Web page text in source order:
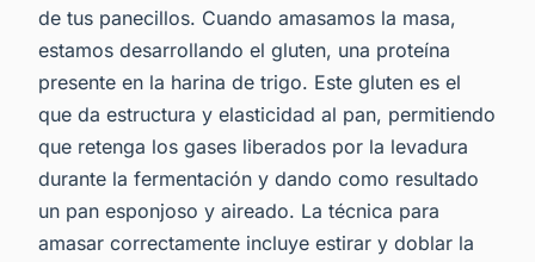
de tus panecillos. Cuando amasamos la masa,
estamos desarrollando el gluten, una proteína
presente en la harina de trigo. Este gluten es el
que da estructura y elasticidad al pan, permitiendo
que retenga los gases liberados por la levadura
durante la fermentación y dando como resultado
un pan esponjoso y aireado. La técnica para
amasar correctamente incluye estirar y doblar la